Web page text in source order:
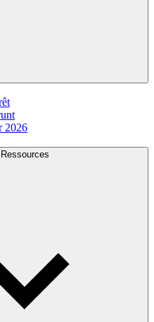
2026
Ressources